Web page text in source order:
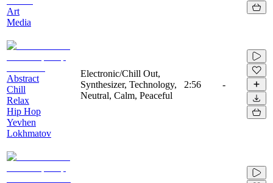
Art
Media
Abstract
Chill
Relax
Hip Hop
Yevhen
Lokhmatov
Electronic/Chill Out,
Synthesizer, Technology,
Neutral, Calm, Peaceful
2:56 -